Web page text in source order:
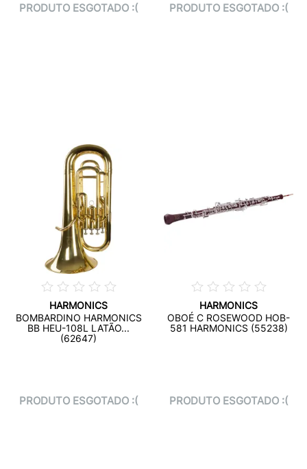
PRODUTO ESGOTADO :( PRODUTO ESGOTADO :(
HARMONICS
BOMBARDINO HARMONICS
BB HEU-108L LATÃO...
(62647)
PRODUTO ESGOTADO :(
HARMONICS
OBOÉ C ROSEWOOD HOB-
581 HARMONICS (55238)
PRODUTO ESGOTADO :(